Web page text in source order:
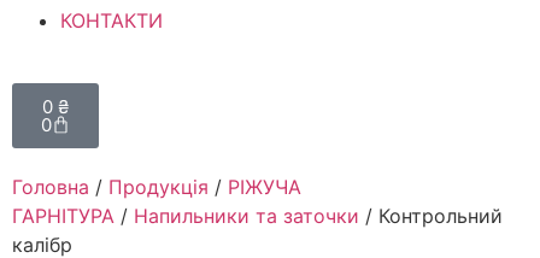
КОНТАКТИ
0 ₴
0
Головна / Продукція / РІЖУЧА
ГАРНІТУРА / Напильники та заточки / Контрольний
калібр